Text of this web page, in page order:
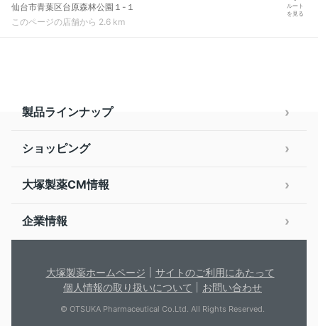
仙台市青葉区台原森林公園１-１
このページの店舗から 2.6 km
ルート
を見る
製品ラインナップ
ショッピング
大塚製薬CM情報
企業情報
大塚製薬ホームページ
サイトのご利用にあたって
個人情報の取り扱いについて
お問い合わせ
© OTSUKA Pharmaceutical Co.Ltd. All Rights Reserved.